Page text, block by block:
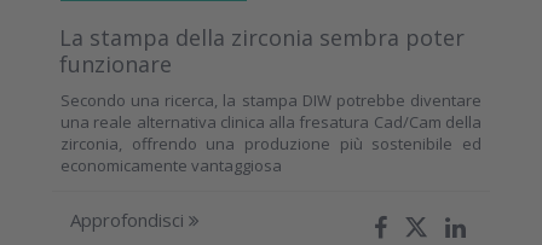
La stampa della zirconia sembra poter
funzionare
Secondo una ricerca, la stampa DIW potrebbe diventare
una reale alternativa clinica alla fresatura Cad/Cam della
zirconia, offrendo una produzione più sostenibile ed
economicamente vantaggiosa
Approfondisci